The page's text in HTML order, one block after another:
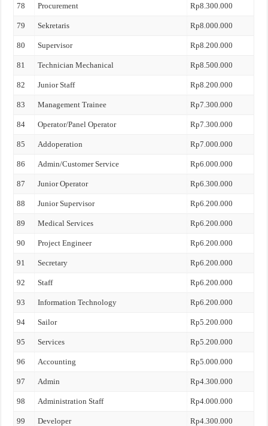
78 Procurement Rp8.300.000
79 Sekretaris Rp8.000.000
80 Supervisor Rp8.200.000
81 Technician Mechanical Rp8.500.000
82 Junior Staff Rp8.200.000
83 Management Trainee Rp7.300.000
84 Operator/Panel Operator Rp7.300.000
85 Addoperation Rp7.000.000
86 Admin/Customer Service Rp6.000.000
87 Junior Operator Rp6.300.000
88 Junior Supervisor Rp6.200.000
89 Medical Services Rp6.200.000
90 Project Engineer Rp6.200.000
91 Secretary Rp6.200.000
92 Staff Rp6.200.000
93 Information Technology Rp6.200.000
94 Sailor Rp5.200.000
95 Services Rp5.200.000
96 Accounting Rp5.000.000
97 Admin Rp4.300.000
98 Administration Staff Rp4.000.000
99 Developer Rp4.300.000